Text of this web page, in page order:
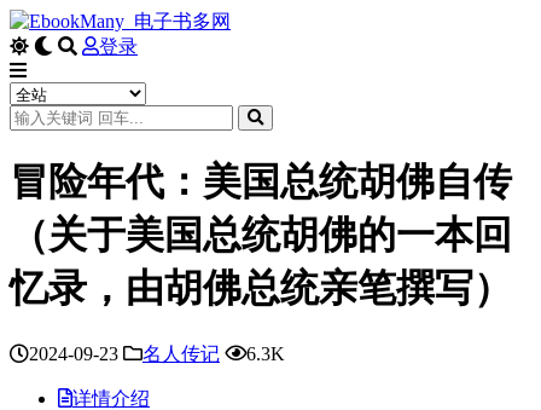
登录
冒险年代：美国总统胡佛自传
（关于美国总统胡佛的一本回
忆录，由胡佛总统亲笔撰写）
2024-09-23 名人传记 6.3K
详情介绍